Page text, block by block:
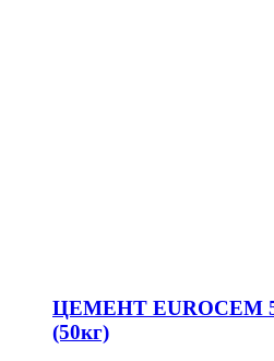
ЦЕМЕНТ EUROCEM
(50кг)